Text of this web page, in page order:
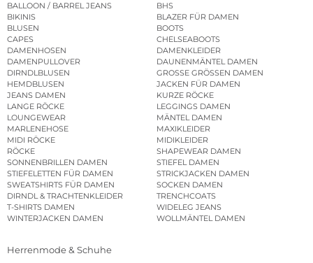
BALLOON / BARREL JEANS
BHS
BIKINIS
BLAZER FÜR DAMEN
BLUSEN
BOOTS
CAPES
CHELSEABOOTS
DAMENHOSEN
DAMENKLEIDER
DAMENPULLOVER
DAUNENMÄNTEL DAMEN
DIRNDLBLUSEN
GROSSE GRÖSSEN DAMEN
HEMDBLUSEN
JACKEN FÜR DAMEN
JEANS DAMEN
KURZE RÖCKE
LANGE RÖCKE
LEGGINGS DAMEN
LOUNGEWEAR
MÄNTEL DAMEN
MARLENEHOSE
MAXIKLEIDER
MIDI RÖCKE
MIDIKLEIDER
RÖCKE
SHAPEWEAR DAMEN
SONNENBRILLEN DAMEN
STIEFEL DAMEN
STIEFELETTEN FÜR DAMEN
STRICKJACKEN DAMEN
SWEATSHIRTS FÜR DAMEN
SOCKEN DAMEN
DIRNDL & TRACHTENKLEIDER
TRENCHCOATS
T-SHIRTS DAMEN
WIDELEG JEANS
WINTERJACKEN DAMEN
WOLLMÄNTEL DAMEN
Herrenmode & Schuhe